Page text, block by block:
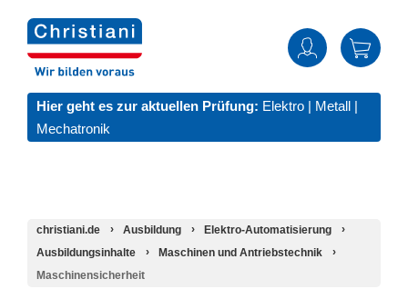
Hier geht es zur aktuellen Prüfung: Elektro | Metall |
Mechatronik
christiani.de Ausbildung
Elektro-Automatisierung
Ausbildungsinhalte
Maschinen und Antriebstechnik
Maschinensicherheit